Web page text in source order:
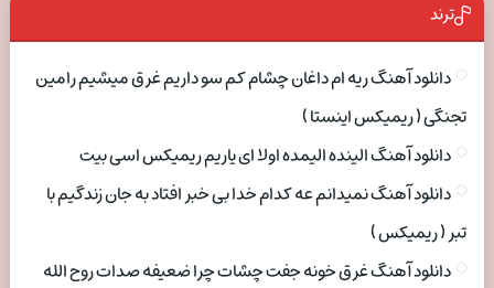
ترند
دانلود آهنگ ریه ام داغان چشام کم سو داریم غرق میشیم رامین
تجنگی ( ریمیکس اینستا )
دانلود آهنگ الینده الیمده اولا ای یاریم ریمیکس اسی بیت
دانلود آهنگ نمیدانم عه کدام خدا بی خبر افتاد به جان زندگیم با
تبر ( ریمیکس )
دانلود آهنگ غرق خونه جفت چشات چرا ضعیفه صدات روح الله